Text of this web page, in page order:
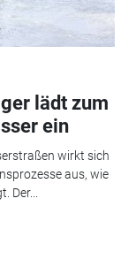
lädt zum
ein
wirkt sich
aus, wie
Der...